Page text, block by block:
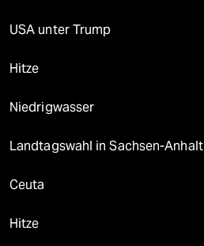
USA unter Trump
Hitze
Niedrigwasser
Landtagswahl in Sachsen-Anhalt
Ceuta
Hitze